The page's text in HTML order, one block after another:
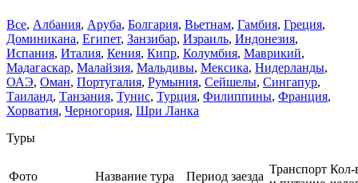
Все, Албания, Аруба, Болгария, Вьетнам, Гамбия, Греция,
Доминиканa, Египет, Занзибар, Израиль, Индонезия,
Испания, Италия, Кения, Кипр, Колумбия, Маврикий,
Мадагаскар, Малайзия, Мальдивы, Мексика, Нидерланды,
ОАЭ, Оман, Португалия, Румыния, Сейшелы, Сингапур,
Таиланд, Танзания, Тунис, Турция, Филиппины, Франция,
Хорватия, Черногория, Шри Ланка
Туры
Фото Название тура Период заезда
Транспорт Кол-